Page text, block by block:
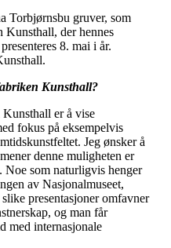
Torbjørnsbu gruver, som
Kunsthall, der hennes
8. mai i år.
Kunsthall?
er å vise
fokus på eksempelvis
Jeg ønsker å
denne muligheten er
Noe som naturligvis henger
av Nasjonalmuseet,
presentasjoner omfavner
og man får
med internasjonale